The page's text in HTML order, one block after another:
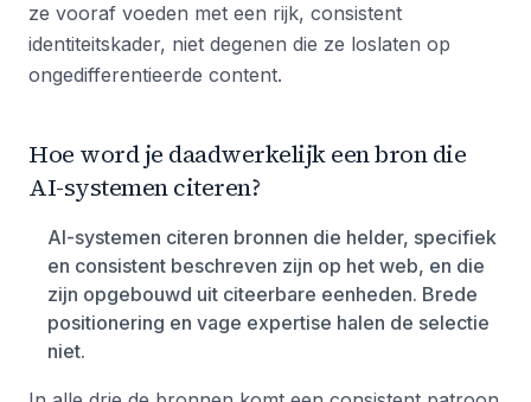
ze vooraf voeden met een rijk, consistent
identiteitskader, niet degenen die ze loslaten op
ongedifferentieerde content.
Hoe word je daadwerkelijk een bron die
AI-systemen citeren?
AI-systemen citeren bronnen die helder, specifiek
en consistent beschreven zijn op het web, en die
zijn opgebouwd uit citeerbare eenheden. Brede
positionering en vage expertise halen de selectie
niet.